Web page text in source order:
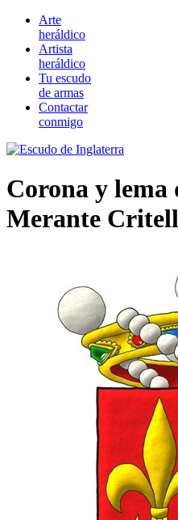
Arte
heráldico
Artista
heráldico
Tu escudo
de armas
Contactar
conmigo
Corona y lema
Merante